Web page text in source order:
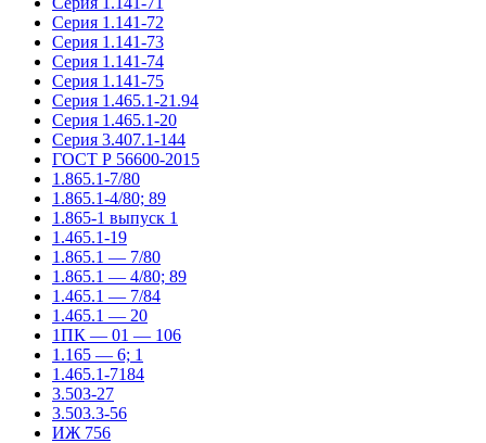
Серия 1.141-72
Серия 1.141-73
Серия 1.141-74
Серия 1.141-75
Серия 1.465.1-21.94
Серия 1.465.1-20
Серия 3.407.1-144
ГОСТ Р 56600-2015
1.865.1-7/80
1.865.1-4/80; 89
1.865-1 выпуск 1
1.465.1-19
1.865.1 — 7/80
1.865.1 — 4/80; 89
1.465.1 — 7/84
1.465.1 — 20
1ПК — 01 — 106
1.165 — 6; 1
1.465.1-7184
3.503-27
3.503.3-56
ИЖ 756